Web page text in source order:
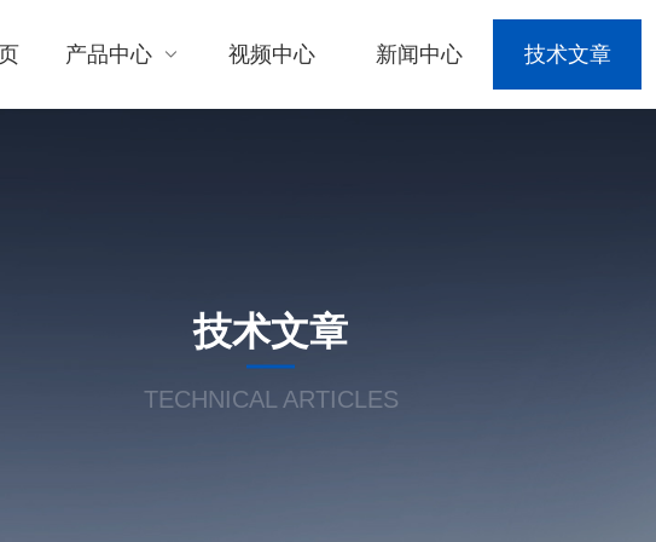
产品中心 视频中心 新闻中心 技术文章
技术文章
TECHNICAL ARTICLES